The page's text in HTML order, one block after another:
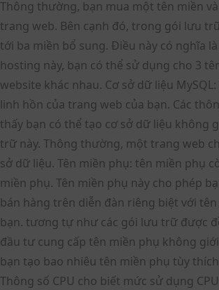
Thông thường, bạn mua một tên miền
trang web. Bên cạnh đó, trong gói lưu
tới ba miền bổ sung. Điều này có nghĩa
hosting này, bạn có thể sử dụng cho 3
website khác nhau. Cơ sở dữ liệu
linh hồn của trang web của bạn. Các
thấy bạn có thể tạo cơ sở dữ liệu không
trữ này. Thông thường, một trang web
sở dữ liệu. Tên miền phụ: tên miền phụ
miền phụ. Tên miền phụ này cho phép
bán hàng trên diễn đàn riêng biệt với
bạn. tương tự như các gói lưu trữ được
đầu tư cung cấp tên miền phụ không
bạn tạo bao nhiêu tên miền phụ tùy
Thông số CPU cho biết mức sử dụng